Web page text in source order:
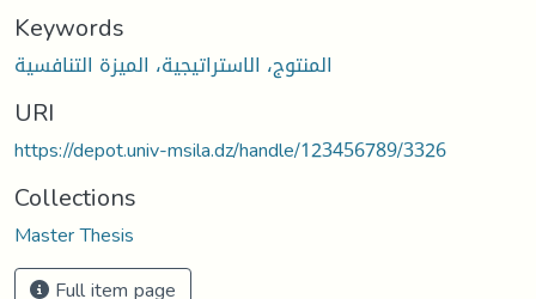
Keywords
المنتوج، الاستراتيجية، الميزة التنافسية
URI
https://depot.univ-msila.dz/handle/123456789/3326
Collections
Master Thesis
Full item page